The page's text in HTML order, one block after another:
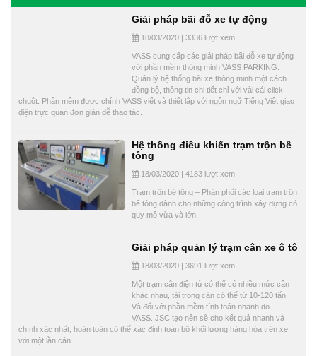
Giải pháp bãi đỗ xe tự động
18/03/2020 | 3336 lượt xem
VASS cung cấp các giải pháp bãi đỗ xe tự động
với phần mềm thông minh VASS PARKING.
Quản lý hệ thống bãi xe thông minh một cách
đồng bộ, thông tin chi tiết chỉ với vài cái click
chuột. Phần mềm được chính VASS viết và thiết lập với ngôn ngữ Tiếng Việt giao
diện trực quan đơn giản dễ thao tác.
Hệ thống điều khiển trạm trộn bê
tông
18/03/2020 | 4183 lượt xem
Trạm trộn bê tông – Phân phối các loại trạm trộn
bê tông dành cho những công trình xây dựng có
quy mô vừa và lớn.
Giải pháp quản lý trạm cân xe ô tô
18/03/2020 | 3691 lượt xem
Một trạm cân điện tử có thể có nhiều mức cân
khác nhau, tải trọng cân có thể từ 10-120 tấn.
Và đối với phần mềm tính toán nhanh do
VASS.,JSC tạo nên sẽ cho kết quả nhanh và
chính xác nhất, hoàn toàn có thể xác định toàn bộ khối lượng hàng hóa trên xe
với một lần cân